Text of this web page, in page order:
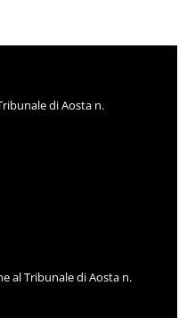
di Aosta n.
al Tribunale di Aosta n.